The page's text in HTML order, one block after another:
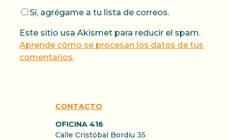
Sí, agrégame a tu lista de correos.
Este sitio usa Akismet para reducir el spam.
Aprende cómo se procesan los datos de tus
comentarios.
CONTACTO
OFICINA 416
Calle Cristóbal Bordiu 35